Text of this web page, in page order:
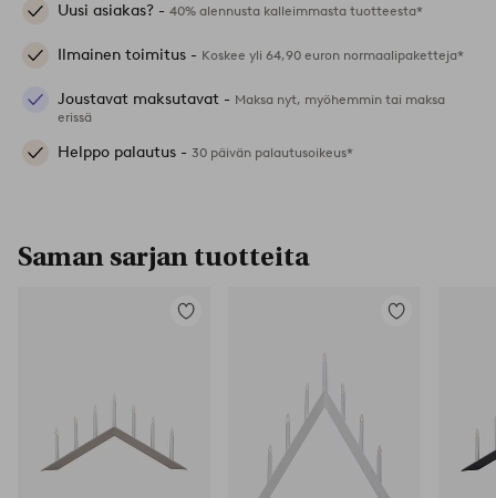
Uusi asiakas? - 40% alennusta kalleimmasta tuotteesta*
Ilmainen toimitus - Koskee yli 64,90 euron normaalipaketteja*
Joustavat maksutavat - Maksa nyt, myöhemmin tai maksa
erissä
Helppo palautus - 30 päivän palautusoikeus*
Saman sarjan tuotteita
Lisää
Lisää